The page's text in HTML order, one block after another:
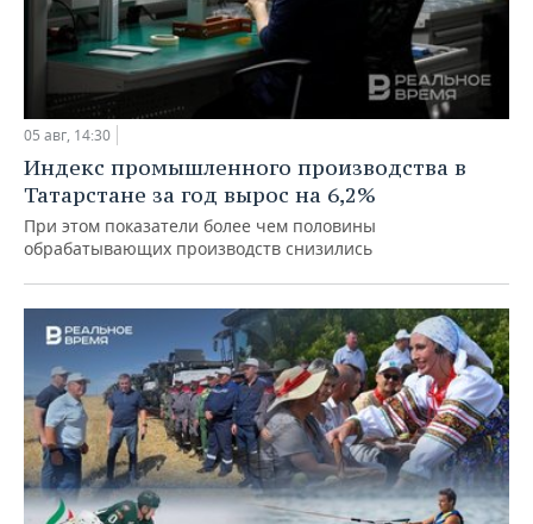
05 авг, 14:30
Индекс промышленного производства в
Татарстане за год вырос на 6,2%
При этом показатели более чем половины
обрабатывающих производств снизились